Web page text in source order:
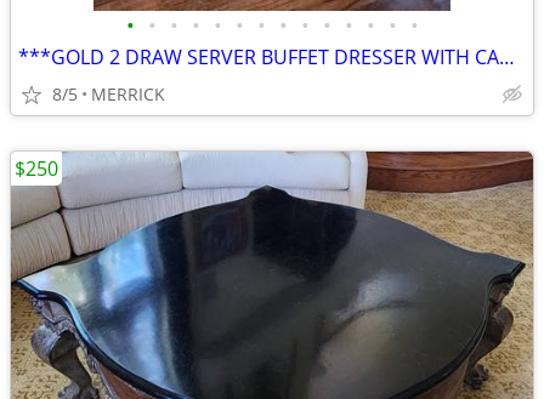
• • • • • • • • • • • • • •
***GOLD 2 DRAW SERVER BUFFET DRESSER WITH CANDLE HOLDERS AND ROSE VASE
8/5 MERRICK
$250